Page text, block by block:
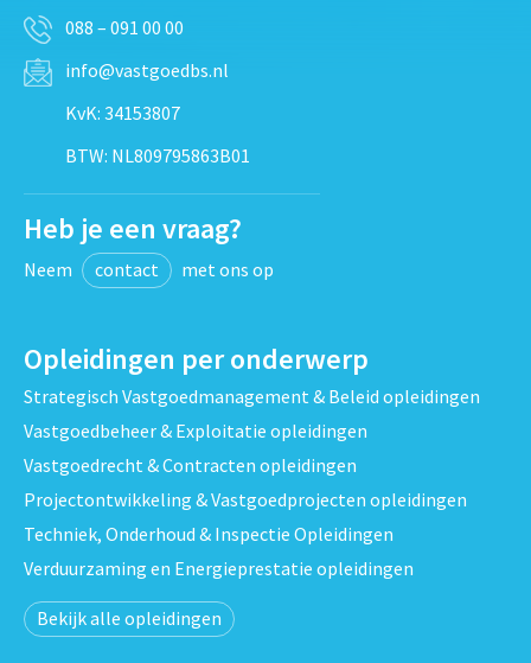
088 – 091 00 00
info@vastgoedbs.nl
KvK: 34153807
BTW: NL809795863B01
Heb je een vraag?
Neem contact met ons op
Opleidingen per onderwerp
Strategisch Vastgoedmanagement & Beleid opleidingen
Vastgoedbeheer & Exploitatie opleidingen
Vastgoedrecht & Contracten opleidingen
Projectontwikkeling & Vastgoedprojecten opleidingen
Techniek, Onderhoud & Inspectie Opleidingen
Verduurzaming en Energieprestatie opleidingen
Bekijk alle opleidingen